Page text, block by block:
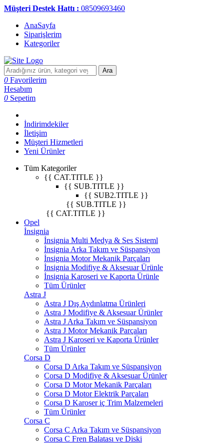
Müşteri Destek Hattı : 08509693460
AnaSayfa
Siparişlerim
Kategoriler
Ara
0 Favorilerim
Hesabım
0 Sepetim
İndirimdekiler
İletişim
Müşteri Hizmetleri
Yeni Ürünler
Tüm Kategoriler
{{ CAT.TITLE }}
{{ SUB.TITLE }}
{{ SUB2.TITLE }}
{{ SUB.TITLE }}
{{ CAT.TITLE }}
Opel
İnsignia
İnsignia Multi Medya & Ses Sisteml
İnsignia Arka Takım ve Süspansiyon
İnsignia Motor Mekanik Parçaları
İnsignia Modifiye & Aksesuar Ürünle
İnsignia Karoseri ve Kaporta Ürünle
Tüm Ürünler
Astra J
Astra J Dış Aydınlatma Ürünleri
Astra J Modifiye & Aksesuar Ürünler
Astra J Arka Takım ve Süspansiyon
Astra J Motor Mekanik Parçaları
Astra J Karoseri ve Kaporta Ürünler
Tüm Ürünler
Corsa D
Corsa D Arka Takım ve Süspansiyon
Corsa D Modifiye & Aksesuar Ürünler
Corsa D Motor Mekanik Parçaları
Corsa D Motor Elektrik Parçaları
Corsa D Karoser iç Trim Malzemeleri
Tüm Ürünler
Corsa C
Corsa C Arka Takım ve Süspansiyon
Corsa C Fren Balatası ve Diski